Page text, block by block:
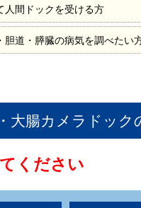
人間ドックを受ける方
胆道・膵臓の病気を調べたい
大腸カメラドック
ください